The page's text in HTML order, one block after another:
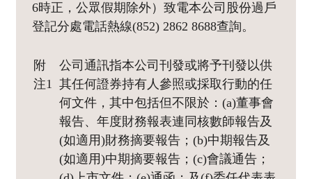
6時正，公眾假期除外）致電本公司股份過戶
登記分處電話熱線(852) 2862 8688查詢。
附
注1
公司通訊指本公司刊發或將予刊發以供
其任何證券持有人參照或採取行動的任
何文件，其中包括但不限於：(a)董事會
報告、年度財務報表連同核數師報告及
(如適用)財務摘要報告；(b)中期報告及
(如適用)中期摘要報告；(c)會議通告；